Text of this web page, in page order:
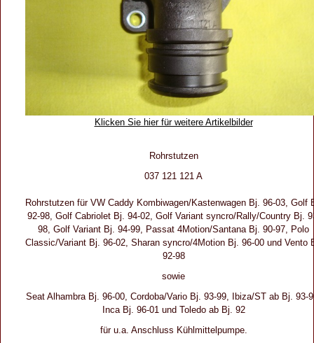
Klicken Sie hier für weitere Artikelbilder
Rohrstutzen
037 121 121 A
Rohrstutzen für VW Caddy Kombiwagen/Kastenwagen Bj. 96-03, Golf
92-98, Golf Cabriolet Bj. 94-02, Golf Variant syncro/Rally/Country Bj.
98, Golf Variant Bj. 94-99, Passat 4Motion/Santana Bj. 90-97, Polo
Classic/Variant Bj. 96-02, Sharan syncro/4Motion Bj. 96-00 und Vento
92-98
sowie
Seat Alhambra Bj. 96-00, Cordoba/Vario Bj. 93-99, Ibiza/ST ab Bj. 93-
Inca Bj. 96-01 und Toledo ab Bj. 92
für u.a. Anschluss Kühlmittelpumpe.